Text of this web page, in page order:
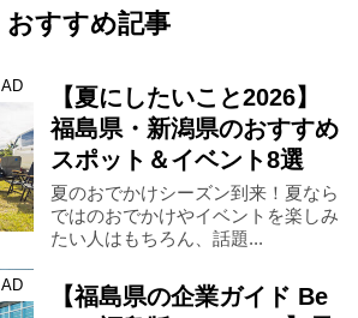
おすすめ記事
AD
【夏にしたいこと2026】
福島県・新潟県のおすすめ
スポット＆イベント8選
夏のおでかけシーズン到来！夏なら
ではのおでかけやイベントを楽しみ
たい人はもちろん、話題...
AD
【福島県の企業ガイド Be